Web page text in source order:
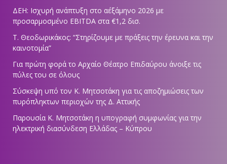
ΔΕΗ: Ισχυρή ανάπτυξη στο α΄εξάμηνο 2026 με
προσαρμοσμένο EBITDA στα €1,2 δισ.
Τ. Θεοδωρικάκος: “Στηρίζουμε με πράξεις την έρευνα και την
καινοτομία”
Για πρώτη φορά το Αρχαίο Θέατρο Επιδαύρου άνοιξε τις
πύλες του σε όλους
Σύσκεψη υπό τον Κ. Μητσοτάκη για τις αποζημιώσεις των
πυρόπληκτων περιοχών της Δ. Αττικής
Παρουσία Κ. Μητσοτάκη η υπογραφή συμφωνίας για την
ηλεκτρική διασύνδεση Ελλάδας – Κύπρου